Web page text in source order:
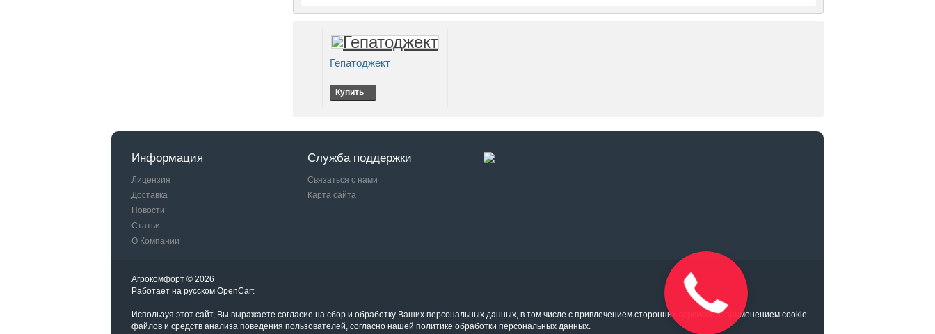
Гепатоджект
Купить
Информация
Лицензия
Доставка
Новости
Статьи
О Компании
Служба поддержки
Связаться с нами
Карта сайта
Агрокомфорт © 2026
Работает на русском OpenCart
Используя этот сайт, Вы выражаете согласие на сбор и обработку Ваших персональных данных, в том числе с привлечением сторонних сервисов, с применением cookie-
файлов и средств анализа поведения пользователей, согласно нашей политике обработки персональных данных.